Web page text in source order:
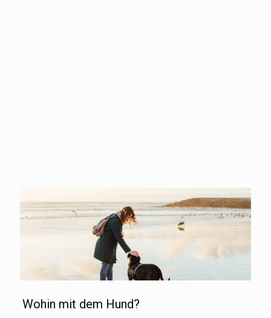
Wohin mit dem Hund?